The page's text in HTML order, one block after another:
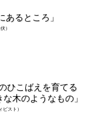
るところ」
）
ひこばえを育てる
な木のようなもの」
スト）